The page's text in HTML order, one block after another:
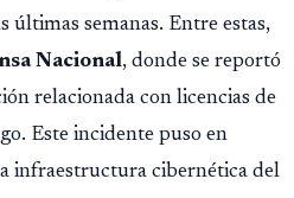
últimas semanas. Entre estas,
Nacional, donde se reportó
relacionada con licencias de
Este incidente puso en
infraestructura cibernética del